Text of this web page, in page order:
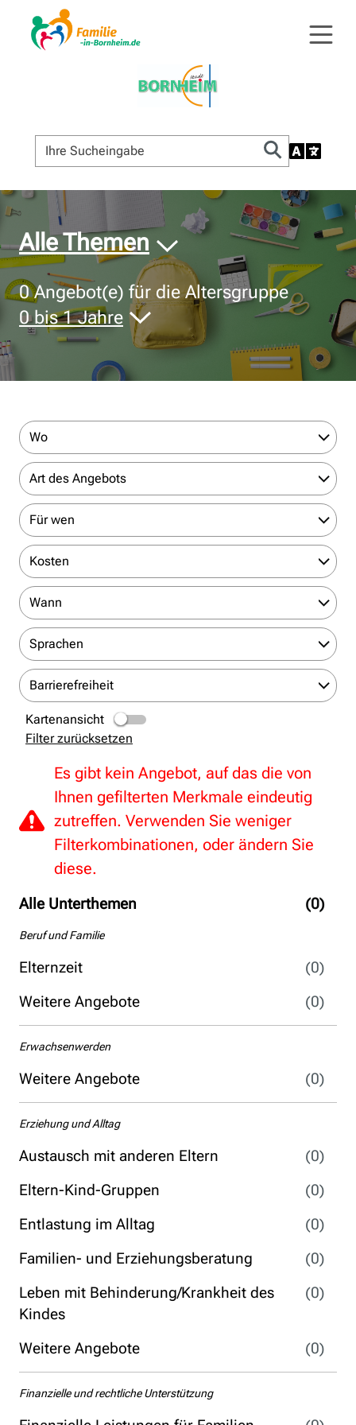
© Bildnachweis
Alle Themen
0Angebot(e) für die Altersgruppe
0 bis 1 Jahre
Alle Unterthemen (0)
Beruf und Familie
Elternzeit
(0)
Weitere Angebote
(0)
Erwachsenwerden
Weitere Angebote (0)
Erziehung und Alltag
Austausch mit anderen Eltern
(0)
Eltern-Kind-Gruppen
(0)
Entlastung im Alltag
(0)
Familien- und Erziehungsberatung
(0)
Leben mit Behinderung/Krankheit des
Kindes
(0)
Weitere Angebote (0)
Finanzielle und rechtliche Unterstützung
Wo
Art des Angebots
Für wen
Kosten
Wann
Sprachen
Barrierefreiheit
Kartenansicht
Filter zurücksetzen
Es gibt kein Angebot, auf das die von
Ihnen gefilterten Merkmale eindeutig
zutreffen. Verwenden Sie weniger
Filterkombinationen, oder ändern Sie
diese.